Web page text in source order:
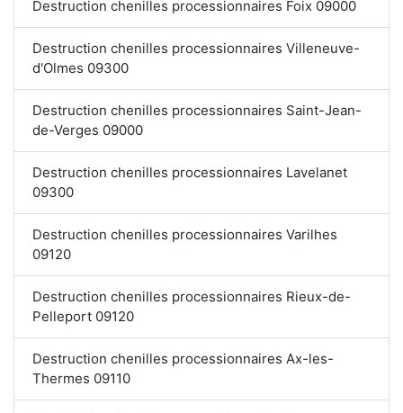
Destruction chenilles processionnaires Foix 09000
Destruction chenilles processionnaires Villeneuve-
d'Olmes 09300
Destruction chenilles processionnaires Saint-Jean-
de-Verges 09000
Destruction chenilles processionnaires Lavelanet
09300
Destruction chenilles processionnaires Varilhes
09120
Destruction chenilles processionnaires Rieux-de-
Pelleport 09120
Destruction chenilles processionnaires Ax-les-
Thermes 09110